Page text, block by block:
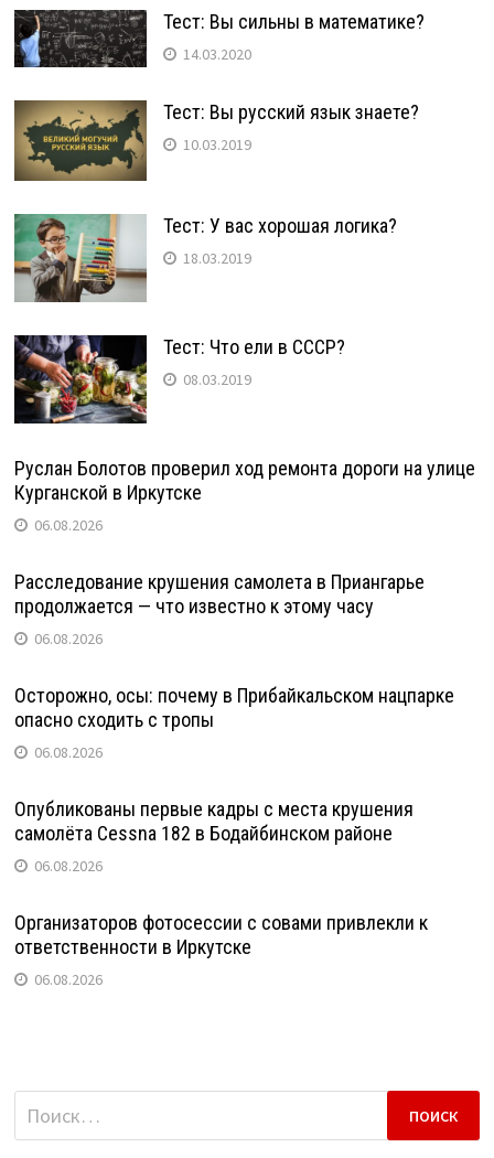
Тест: Вы сильны в математике?
14.03.2020
Тест: Вы русский язык знаете?
10.03.2019
Тест: У вас хорошая логика?
18.03.2019
Тест: Что ели в СССР?
08.03.2019
Руслан Болотов проверил ход ремонта дороги на улице
Курганской в Иркутске
06.08.2026
Расследование крушения самолета в Приангарье
продолжается — что известно к этому часу
06.08.2026
Осторожно, осы: почему в Прибайкальском нацпарке
опасно сходить с тропы
06.08.2026
Опубликованы первые кадры с места крушения
самолёта Cessna 182 в Бодайбинском районе
06.08.2026
Организаторов фотосессии с совами привлекли к
ответственности в Иркутске
06.08.2026
Найти: